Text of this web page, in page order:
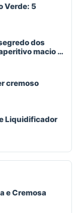
Verde: 5
dos
macio e
cremoso
Liquidificador
e Cremosa